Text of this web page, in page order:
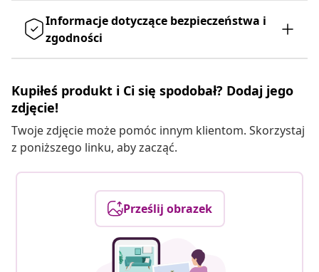
Informacje dotyczące bezpieczeństwa i
zgodności
Kupiłeś produkt i Ci się spodobał? Dodaj jego
zdjęcie!
Twoje zdjęcie może pomóc innym klientom. Skorzystaj
z poniższego linku, aby zacząć.
Prześlij obrazek